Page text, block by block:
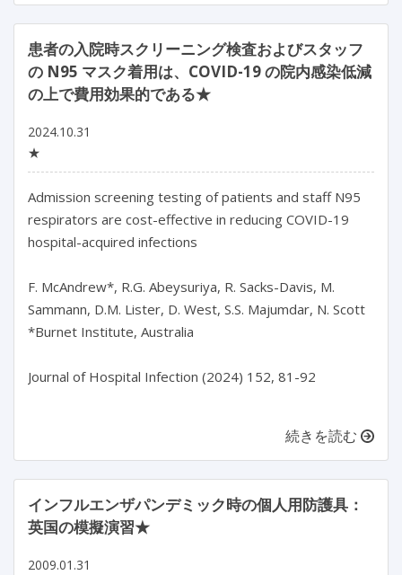
患者の入院時スクリーニング検査およびスタッフ
の N95 マスク着用は、COVID-19 の院内感染低減
の上で費用効果的である★
2024.10.31
★
Admission screening testing of patients and staff N95
respirators are cost-effective in reducing COVID-19
hospital-acquired infections
F. McAndrew*, R.G. Abeysuriya, R. Sacks-Davis, M.
Sammann, D.M. Lister, D. West, S.S. Majumdar, N. Scott
*Burnet Institute, Australia
Journal of Hospital Infection (2024) 152, 81-92
続きを読む
インフルエンザパンデミック時の個人用防護具：
英国の模擬演習★
2009.01.31